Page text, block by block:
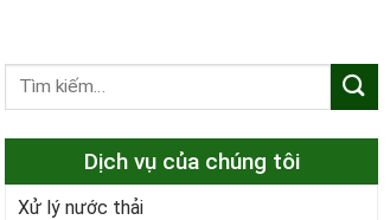
Dịch vụ của chúng tôi
Xử lý nước thải